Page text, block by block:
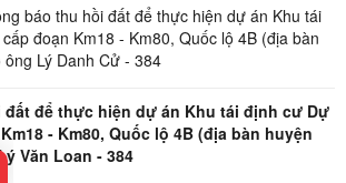
báo thu hồi đất để thực hiện dự án Khu tái
đoạn Km18 - Km80, Quốc lộ 4B (địa bàn
Lý Danh Cử - 384
để thực hiện dự án Khu tái định cư Dự
- Km80, Quốc lộ 4B (địa bàn huyện
Văn Loan - 384